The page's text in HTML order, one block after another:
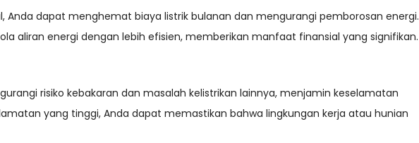
Anda dapat menghemat biaya listrik bulanan dan mengurangi pemborosan energi.
aliran energi dengan lebih efisien, memberikan manfaat finansial yang signifikan.
risiko kebakaran dan masalah kelistrikan lainnya, menjamin keselamatan
yang tinggi, Anda dapat memastikan bahwa lingkungan kerja atau hunian